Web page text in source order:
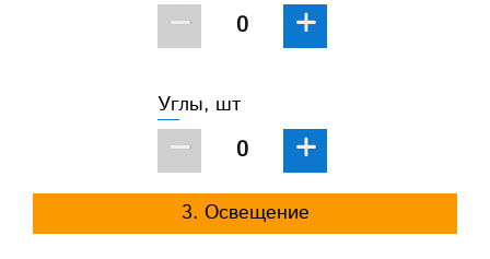
− +
Углы, шт
− +
3. Освещение